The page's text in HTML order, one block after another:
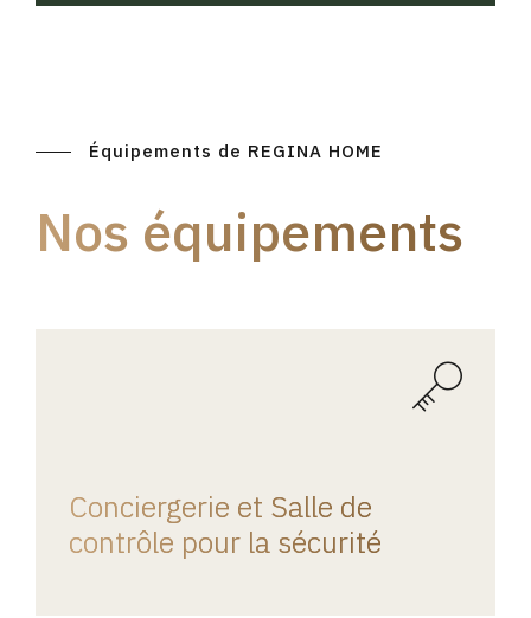
Équipements de REGINA HOME
Nos équipements
Conciergerie et Salle de
contrôle pour la sécurité